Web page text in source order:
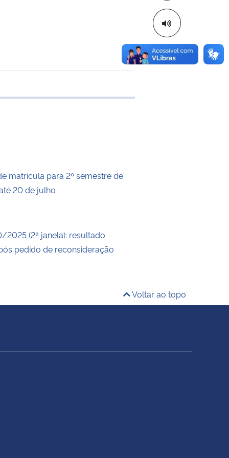
matrícula para 2º semestre de
20 de julho
2025 (2ª janela): resultado
pedido de reconsideração
Voltar ao topo